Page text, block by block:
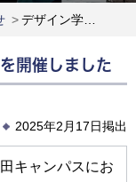
>デザイン学部2024年度卒業制作展を開催しました
開催しました
2025年2月17日掲出
キャンパスにお